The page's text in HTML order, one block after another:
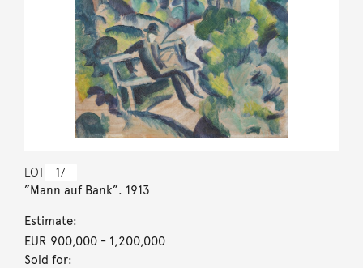
LOT 17
”Mann auf Bank”. 1913
Estimate:
EUR 900,000- 1,200,000
Sold for: